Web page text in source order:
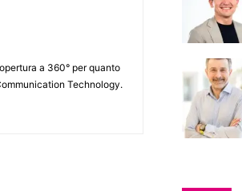
a 360° per quanto
Technology.